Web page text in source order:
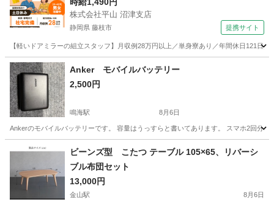
株式会社平山 沼津支店
静岡県 藤枝市 提携サイト
【軽いドアミラーの組立スタッフ】月収例28万円以上／単身寮あり／年間休日121
静岡 藤枝市
Anker モバイルバッテリー
2,500円
鳴海駅 8月6日
Ankerのモバイルバッテリーです。 容量はうっすらと書いてあります。 スマホ2回分
名古屋市 鳴海駅 その他
ビーンズ型 こたつ テーブル 105×65、リバーシ
ブル布団セット
13,000円
金山駅 8月6日